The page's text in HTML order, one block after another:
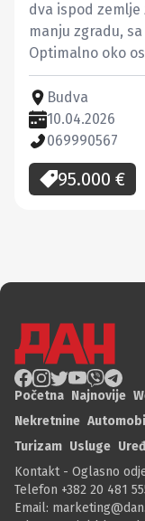
dva ispod zemlje
manju zgradu,
Optimalno oko
Budva
10.04.2026
069990567
95.000 €
Početna Najnovije
Nekretnine
Turizam Usluge
Kontakt - Oglasno
Telefon +382 20 481
Email: